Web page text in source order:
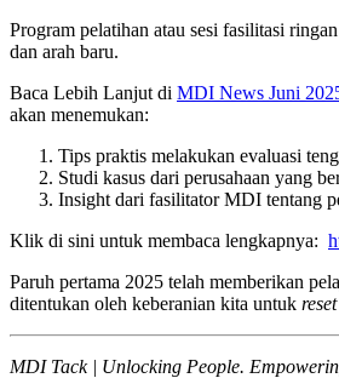
Program pelatihan atau sesi fasilitasi
dan arah baru.
Baca Lebih Lanjut di MDI News Juni
akan menemukan:
Tips praktis melakukan evaluasi
Studi kasus dari perusahaan yang
Insight dari fasilitator MDI tentang
Klik di sini untuk membaca lengkapnya:
Paruh pertama 2025 telah memberikan
ditentukan oleh keberanian kita untuk reset
MDI Tack | Unlocking People.